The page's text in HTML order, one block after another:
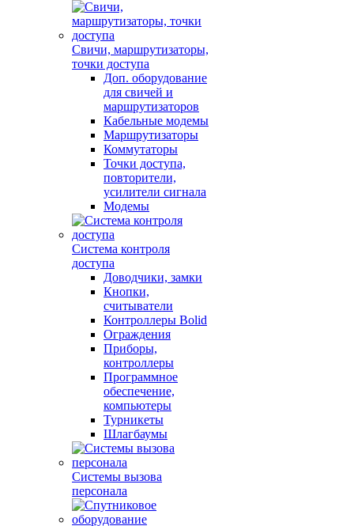
Свичи, маршрутизаторы,
точки доступа
Доп. оборудование
для свичей и
маршрутизаторов
Кабельные модемы
Маршрутизаторы
Коммутаторы
Точки доступа,
повторители,
усилители сигнала
Модемы
Система контроля
доступа
Доводчики, замки
Кнопки,
считыватели
Контроллеры Bolid
Ограждения
Приборы,
контроллеры
Программное
обеспечение,
компьютеры
Турникеты
Шлагбаумы
Системы вызова
персонала